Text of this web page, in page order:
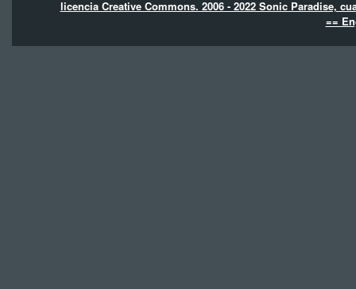
licencia Creative Commons. 2006 - 2022 Sonic Paradise,
==